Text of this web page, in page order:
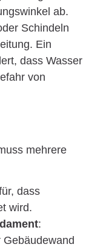
ab.
Schindeln
Ein
dass Wasser
von
mehrere
dass
wird.
: